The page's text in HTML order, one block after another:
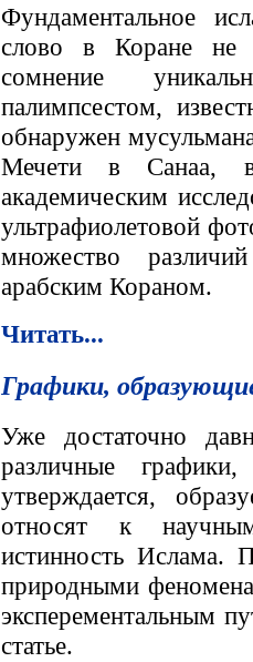
Фундаментальное
слово в Коране не
сомнение
палимпсестом,
обнаружен
Мечети в Санаа, в
академическим
ультрафиолетовой
множество
арабским Кораном.
Читать...
Графики,
Уже достаточно
различные
утверждается,
относят к
истинность Ислама.
природными
эксперементальным
статье.